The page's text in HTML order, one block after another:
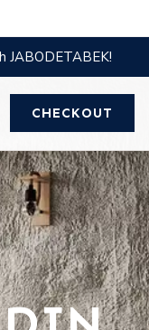
JABODETABEK!
CHECKOUT